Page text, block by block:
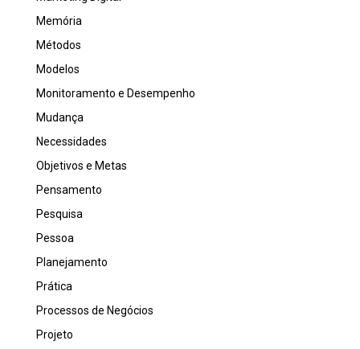
Memória
Métodos
Modelos
Monitoramento e Desempenho
Mudança
Necessidades
Objetivos e Metas
Pensamento
Pesquisa
Pessoa
Planejamento
Prática
Processos de Negócios
Projeto